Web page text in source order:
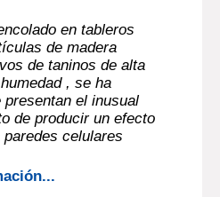
en tableros
de madera
de taninos de alta
, se ha
presentan el inusual
de producir un efecto
celulares